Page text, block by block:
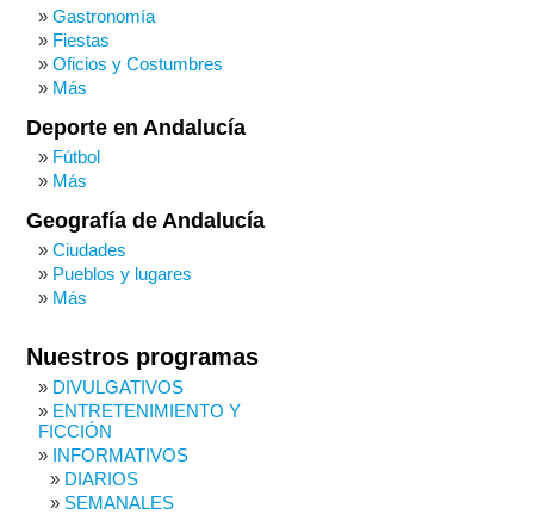
Gastronomía
Fiestas
Oficios y Costumbres
Más
Deporte en Andalucía
Fútbol
Más
Geografía de Andalucía
Ciudades
Pueblos y lugares
Más
Nuestros programas
DIVULGATIVOS
ENTRETENIMIENTO Y
FICCIÓN
INFORMATIVOS
DIARIOS
SEMANALES